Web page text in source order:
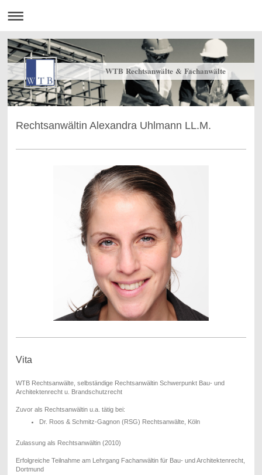
WTB Rechtsanwälte & Fachanwälte
Rechtsanwältin Alexandra Uhlmann LL.M.
Vita
WTB Rechtsanwälte, selbständige Rechtsanwältin Schwerpunkt Bau- und
Architektenrecht u. Brandschutzrecht
Zuvor als Rechtsanwältin u.a. tätig bei:
Dr. Roos & Schmitz-Gagnon (RSG) Rechtsanwälte, Köln
Zulassung als Rechtsanwältin (2010)
Erfolgreiche Teilnahme am Lehrgang Fachanwältin für Bau- und Architektenrecht,
Dortmund